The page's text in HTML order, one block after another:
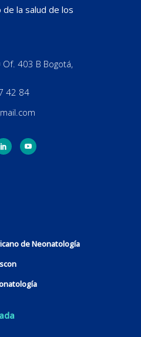
de la salud de los
403 B Bogotá,
42 84
de Neonatología